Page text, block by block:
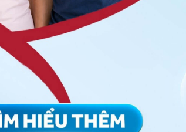
giọt
niên và thiếu niên. Bệnh được